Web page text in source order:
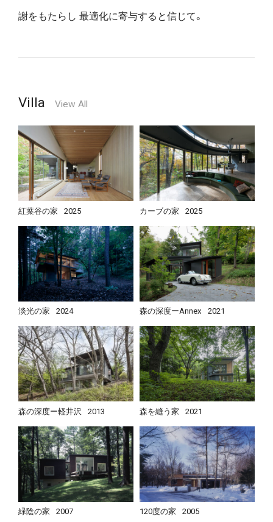
謝をもたらし 最適化に寄与すると信じて。
Villa View All
紅葉谷の家 2025 カーブの家 2025
淡光の家 2024 森の深度ーAnnex 2021
森の深度ー軽井沢 2013 森を縫う家 2021
緑陰の家 2007 120度の家 2005